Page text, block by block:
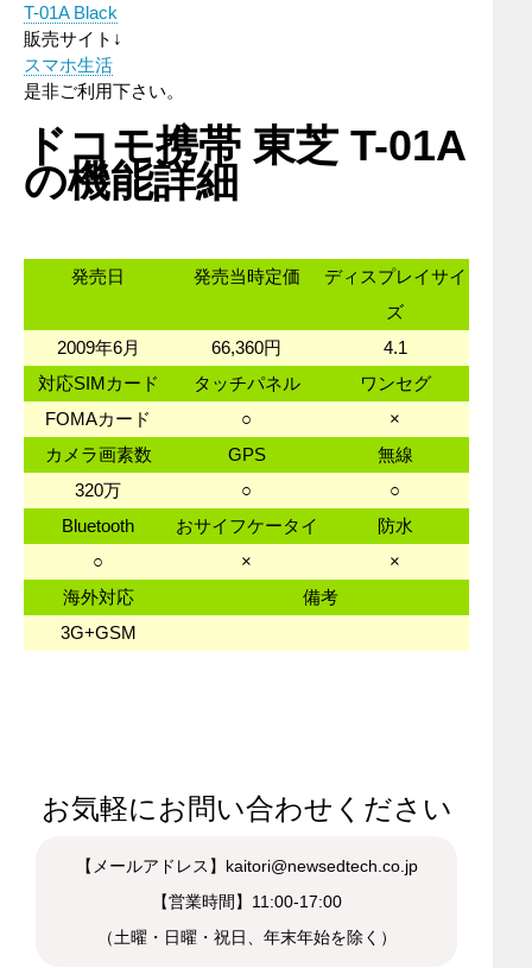
T-01A Black
販売サイト↓
スマホ生活
是非ご利用下さい。
ドコモ携帯 東芝 T-01A
の機能詳細
発売日 発売当時定価
ディスプレイサイ
ズ
2009年6月
66,360円
4.1
対応SIMカード
タッチパネル
ワンセグ
FOMAカード
○
×
カメラ画素数
GPS
無線
320万
○
○
Bluetooth
おサイフケータイ
防水
○
×
×
海外対応
備考
3G+GSM
お気軽にお問い合わせください
【メールアドレス】kaitori@newsedtech.co.jp
【営業時間】11:00-17:00
（土曜・日曜・祝日、年末年始を除く）